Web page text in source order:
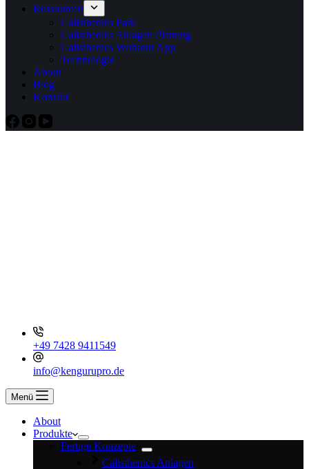
Ressourcen
Calisthenics Park
Calisthenics Anlagen Planung
Calisthenics Workout App
Technologie
About
Blog
Kontakt
+49 7428 9411549
info@kengurupro.de
Menü
About
Produkte
Fertige Konzepte
Calisthenics Anlagen